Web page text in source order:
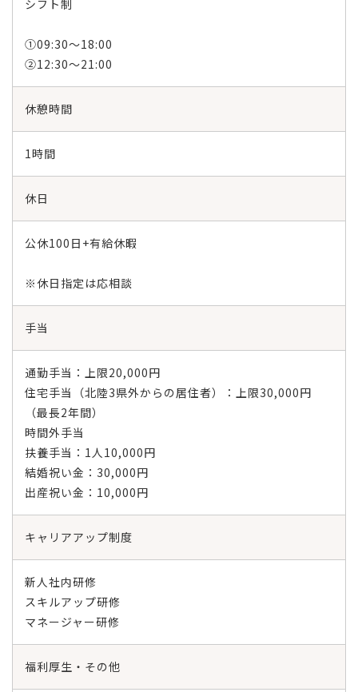
シフト制
①09:30〜18:00
②12:30～21:00
休憩時間
1時間
休日
公休100日+有給休暇
※休日指定は応相談
手当
通勤手当：上限20,000円
住宅手当（北陸3県外からの居住者）：上限30,000円
（最長2年間）
時間外手当
扶養手当：1人10,000円
結婚祝い金：30,000円
出産祝い金：10,000円
キャリアアップ制度
新人社内研修
スキルアップ研修
マネージャー研修
福利厚生・その他